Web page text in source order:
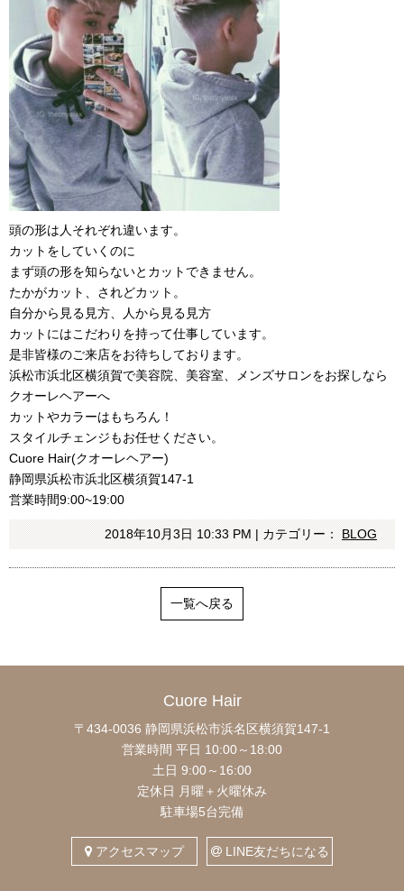
頭の形は人それぞれ違います。
カットをしていくのに
まず頭の形を知らないとカットできません。
たかがカット、されどカット。
自分から見る見方、人から見る見方
カットにはこだわりを持って仕事しています。
是非皆様のご来店をお待ちしております。
浜松市浜北区横須賀で美容院、美容室、メンズサロンをお探しなら
クオーレヘアーへ
カットやカラーはもちろん！
スタイルチェンジもお任せください。
Cuore Hair(クオーレヘアー)
静岡県浜松市浜北区横須賀147-1
営業時間9:00~19:00
2018年10月3日 10:33 PM | カテゴリー：BLOG
一覧へ戻る
Cuore Hair
〒434-0036 静岡県浜松市浜名区横須賀147-1
営業時間 平日 10:00～18:00
土日 9:00～16:00
定休日 月曜＋火曜休み
駐車場5台完備
アクセスマップ LINE友だちになる